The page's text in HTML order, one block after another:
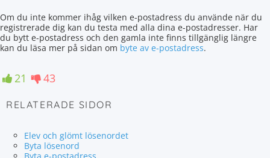
Om du inte kommer ihåg vilken e-postadress du använde när du
registrerade dig kan du testa med alla dina e-postadresser. Har
du bytt e-postadress och den gamla inte finns tillgänglig längre
kan du läsa mer på sidan om byte av e-postadress.
21 43
RELATERADE SIDOR
Elev och glömt lösenordet
Byta lösenord